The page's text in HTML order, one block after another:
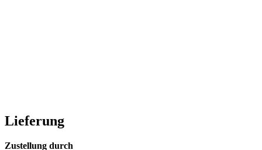
Lieferung
Zustellung durch